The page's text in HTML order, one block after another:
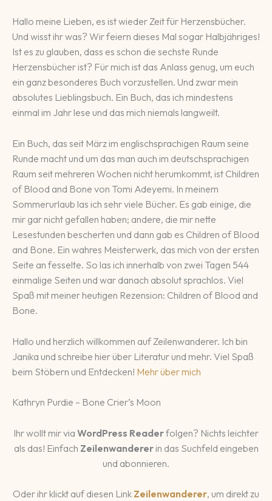
Hallo meine Lieben, es ist wieder Zeit für Herzensbücher.
Und wisst ihr was? Wir feiern dieses Mal sogar Halbjähriges!
Ist es zu glauben, dass es schon die sechste Runde
Herzensbücher ist? Für mich ist das Anlass genug, um euch
ein ganz besonderes Buch vorzustellen. Und zwar mein
absolutes Lieblingsbuch. Ein Buch, das ich mindestens
einmal im Jahr lese und das mich niemals langweilt.
Ein Buch, das seit März im englischsprachigen Raum seine
Runde macht und um das man auch im deutschsprachigen
Raum seit mehreren Wochen nicht herumkommt, ist Children
of Blood and Bone von Tomi Adeyemi. In meinem
Sommerurlaub las ich sehr viele Bücher. Es gab einige, die
mir gar nicht gefallen haben; andere, die mir nette
Lesestunden bescherten und dann gab es Children of Blood
and Bone. Ein wahres Meisterwerk, das mich von der ersten
Seite an fesselte. So las ich innerhalb von zwei Tagen 544
einmalige Seiten und war danach absolut sprachlos. Viel
Spaß mit meiner heutigen Rezension: Children of Blood and
Bone.
Hallo und herzlich willkommen auf Zeilenwanderer. Ich bin
Janika und schreibe hier über Literatur und mehr. Viel Spaß
beim Stöbern und Entdecken! Mehr über mich
Kathryn Purdie – Bone Crier’s Moon
Ihr wollt mir via WordPress Readerfolgen? Nichts leichter
als das! Einfach Zeilenwandererin das Suchfeld eingeben
und abonnieren.
Oder ihr klickt auf diesen Link Zeilenwanderer, um direkt zu